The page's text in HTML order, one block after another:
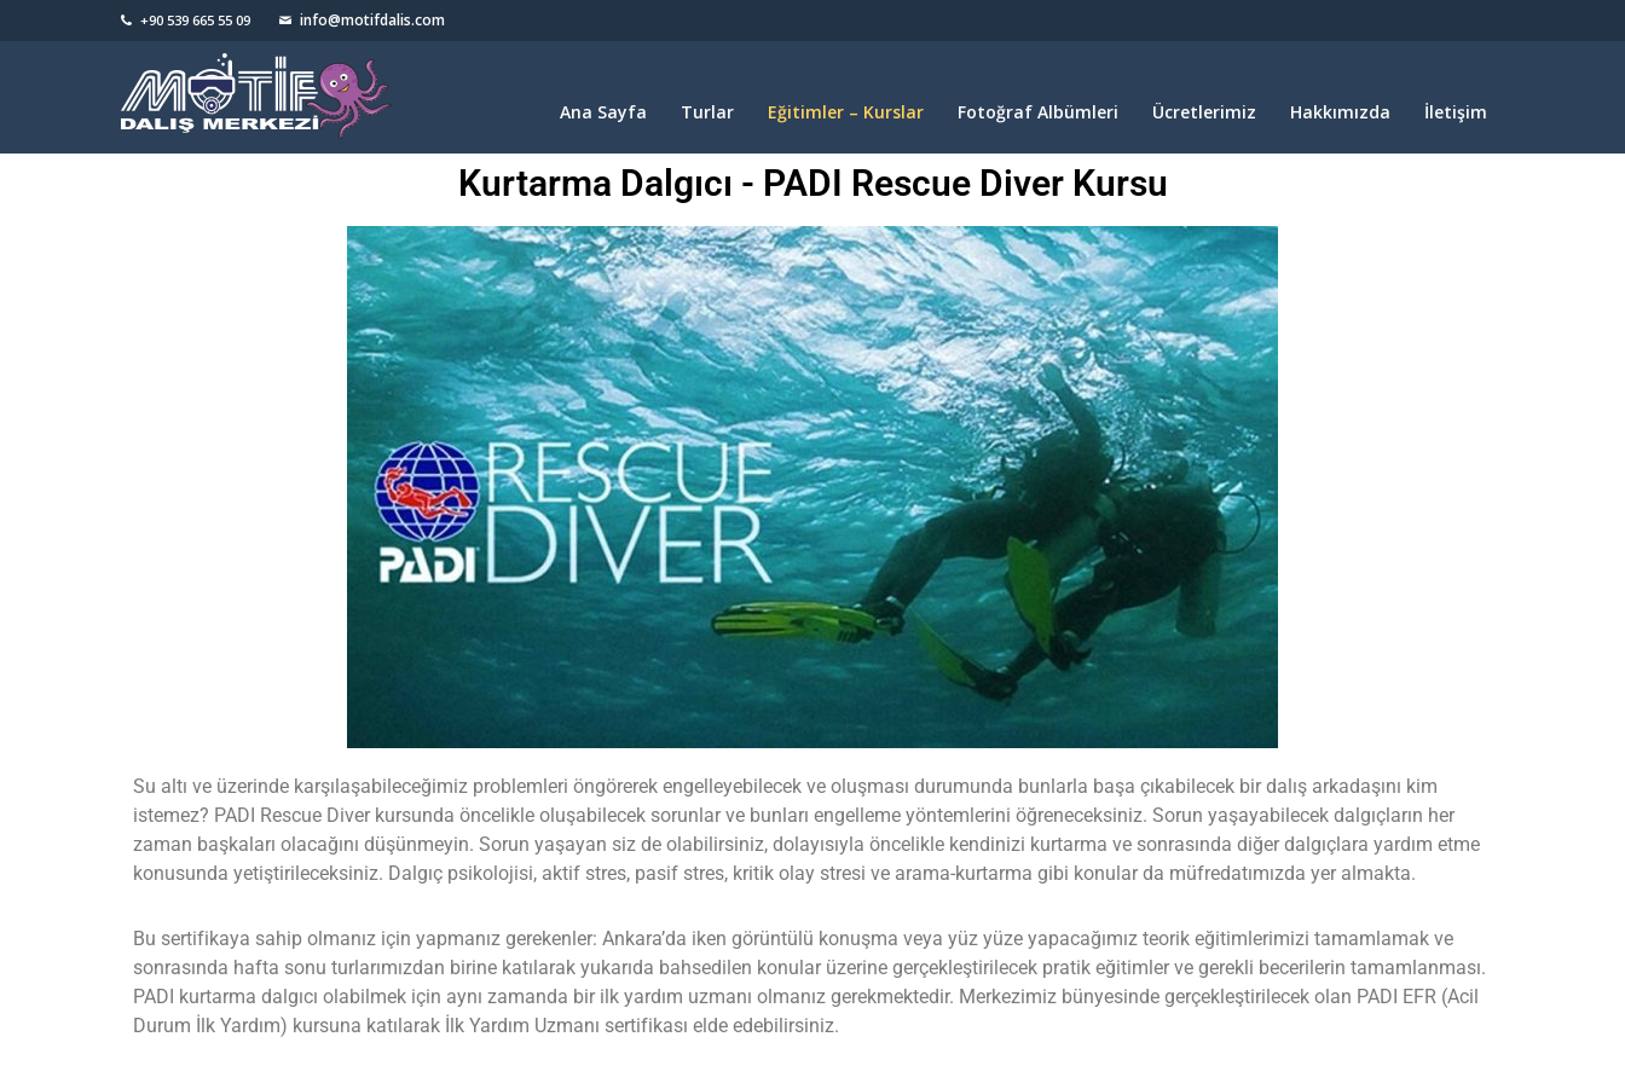
+90 539 665 55 09 info@motifdalis.com
Ana Sayfa Turlar Eğitimler – Kurslar Fotoğraf Albümleri Ücretlerimiz Hakkımızda İletişim
FOTOĞRAF
ALBÜMLERI
ÜCRETLERIMIZ
HAKKIMIZDA
İLETIŞIM
Kurtarma Dalgıcı - PADI Rescue Diver Kursu
Su altı ve üzerinde karşılaşabileceğimiz problemleri öngörerek engelleyebilecek ve oluşması durumunda bunlarla başa çıkabilecek bir dalış arkadaşını kim
istemez? PADI Rescue Diver kursunda öncelikle oluşabilecek sorunlar ve bunları engelleme yöntemlerini öğreneceksiniz. Sorun yaşayabilecek dalgıçların her
zaman başkaları olacağını düşünmeyin. Sorun yaşayan siz de olabilirsiniz, dolayısıyla öncelikle kendinizi kurtarma ve sonrasında diğer dalgıçlara yardım etme
konusunda yetiştirileceksiniz. Dalgıç psikolojisi, aktif stres, pasif stres, kritik olay stresi ve arama-kurtarma gibi konular da müfredatımızda yer almakta.
Bu sertifikaya sahip olmanız için yapmanız gerekenler: Ankara’da iken görüntülü konuşma veya yüz yüze yapacağımız teorik eğitimlerimizi tamamlamak ve
sonrasında hafta sonu turlarımızdan birine katılarak yukarıda bahsedilen konular üzerine gerçekleştirilecek pratik eğitimler ve gerekli becerilerin tamamlanması.
PADI kurtarma dalgıcı olabilmek için aynı zamanda bir ilk yardım uzmanı olmanız gerekmektedir. Merkezimiz bünyesinde gerçekleştirilecek olan PADI EFR (Acil
Durum İlk Yardım) kursuna katılarak İlk Yardım Uzmanı sertifikası elde edebilirsiniz.